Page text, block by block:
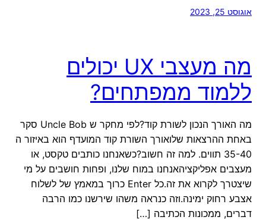
אוגוסט 25, 2023
מה מעצבי UX יכולים
ללמוד ממפתחים?
מה האורך הנכון לשורת קוד?לפי מחקר ש Uncle Bob סקר
באחת ההרצאות שלואורך השורת קוד המועדף הוא באיזור ה
35-40 תווים. למה זה חשוב?כשאנחנו כותבים טקסט, או
מעצבים אפליקציהאנחנו במוח שלנו, ופחות חושבים על מי
שיצטרך לקרוא את זה.כל Enter כרוך במאמץ של לשלוח
אצבע רחוק ימינה.וזה כנראה משהו שירשנו כמו הרבה
דברים, ממכונות הכתיבה […]